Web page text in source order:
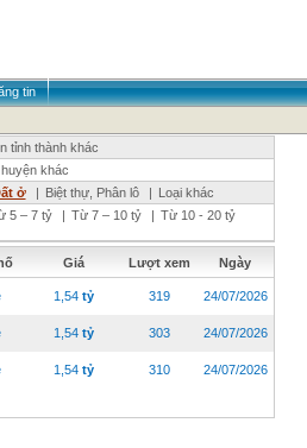
tin
tỉnh thành khác
khác
ở | Biệt thự, Phân lô | Loại khác
5 – 7 tỷ | Từ 7 – 10 tỷ | Từ 10 - 20 tỷ
Giá Lượt xem Ngày
1,54 tỷ 319 24/07/2026
1,54 tỷ 303 24/07/2026
1,54 tỷ 310 24/07/2026